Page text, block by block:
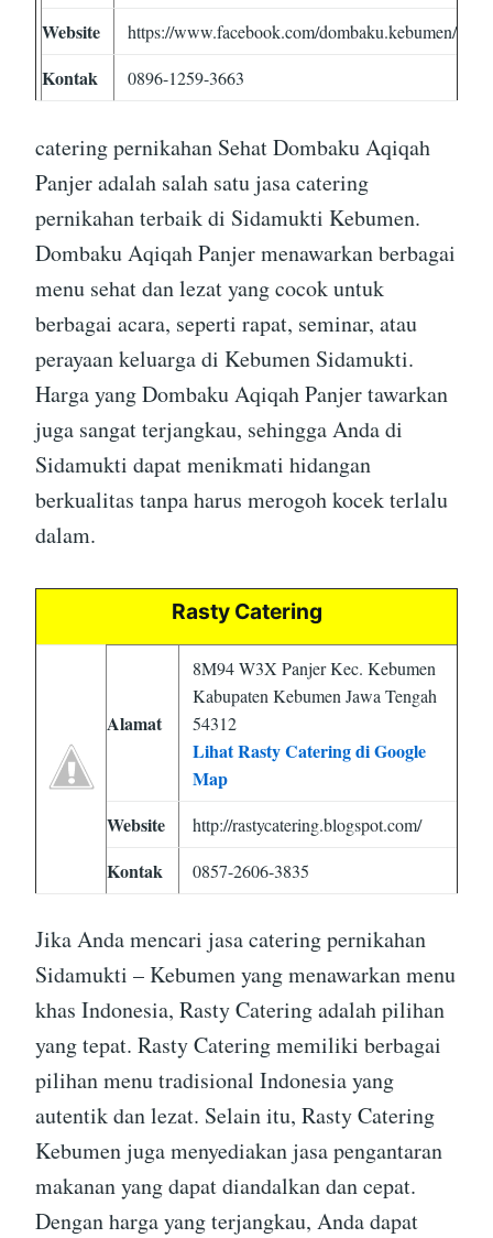
Website
https://www.facebook.com/dombaku.kebumen/
Kontak 0896-1259-3663
catering pernikahan Sehat Dombaku Aqiqah
Panjer adalah salah satu jasa catering
pernikahan terbaik di Sidamukti Kebumen.
Dombaku Aqiqah Panjer menawarkan berbagai
menu sehat dan lezat yang cocok untuk
berbagai acara, seperti rapat, seminar, atau
perayaan keluarga di Kebumen Sidamukti.
Harga yang Dombaku Aqiqah Panjer tawarkan
juga sangat terjangkau, sehingga Anda di
Sidamukti dapat menikmati hidangan
berkualitas tanpa harus merogoh kocek terlalu
dalam.
Rasty Catering
Alamat
8M94 W3X Panjer Kec. Kebumen
Kabupaten Kebumen Jawa Tengah
54312
Lihat Rasty Catering di Google
Map
Website
http://rastycatering.blogspot.com/
Kontak 0857-2606-3835
Jika Anda mencari jasa catering pernikahan
Sidamukti – Kebumen yang menawarkan menu
khas Indonesia, Rasty Catering adalah pilihan
yang tepat. Rasty Catering memiliki berbagai
pilihan menu tradisional Indonesia yang
autentik dan lezat. Selain itu, Rasty Catering
Kebumen juga menyediakan jasa pengantaran
makanan yang dapat diandalkan dan cepat.
Dengan harga yang terjangkau, Anda dapat